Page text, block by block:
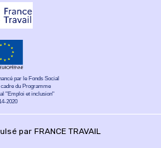
par le Fonds Social
cadre du Programme
"Emploi et inclusion"
2020
par FRANCE TRAVAIL